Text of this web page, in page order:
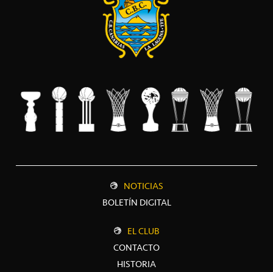
NOTICIAS
BOLETÍN DIGITAL
EL CLUB
CONTACTO
HISTORIA